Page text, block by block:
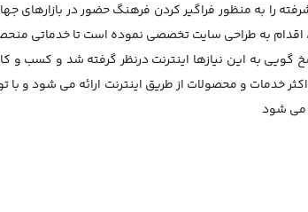
را به منظور فراگیر کردن فرهنگ حضور در بازارهای
به طراحی سایت تخصصی نموده است تا خدماتی منحصر
گویی به این نیازها اینترنت درنظر گرفته شد و کسب و
اکثر خدمات و محصولات از طریق اینترنت ارائه می شود و
می شود